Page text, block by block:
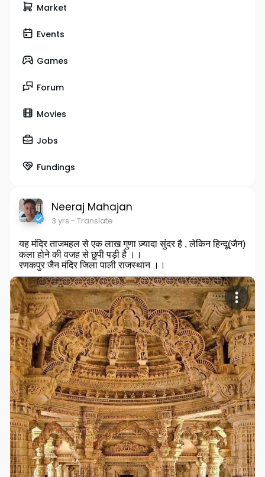
Market
Events
Games
Forum
Movies
Jobs
Fundings
Neeraj Mahajan
3 yrs - Translate
यह मंदिर ताजमहल से एक लाख गुणा ज़्यादा सुंदर है , लेकिन हिन्दू(जैन)
कला होने की वजह से छुपी पड़ी है ।।
रणकपुर जैन मंदिर जिला पाली राजस्थान ।।